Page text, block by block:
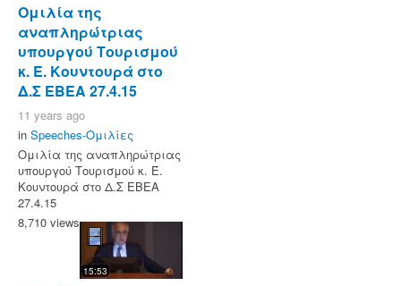
Ομιλία της
αναπληρώτριας
υπουργού Τουρισμού
κ. Έ. Κουντουρά στο
Δ.Σ ΕΒΕΑ 27.4.15
11 years ago
in Speeches-Ομιλίες
Ομιλία της αναπληρώτριας
υπουργού Τουρισμού κ. Έ.
Κουντουρά στο Δ.Σ ΕΒΕΑ
27.4.15
8,710 views
15:53